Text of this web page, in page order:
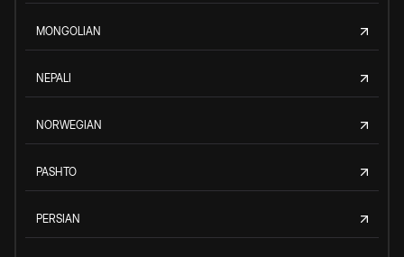
MONGOLIAN
NEPALI
NORWEGIAN
PASHTO
PERSIAN